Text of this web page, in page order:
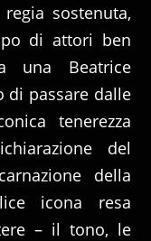
sostenuta,
di attori ben
una Beatrice
di passare dalle
tenerezza
del
della
icona resa
– il tono, le